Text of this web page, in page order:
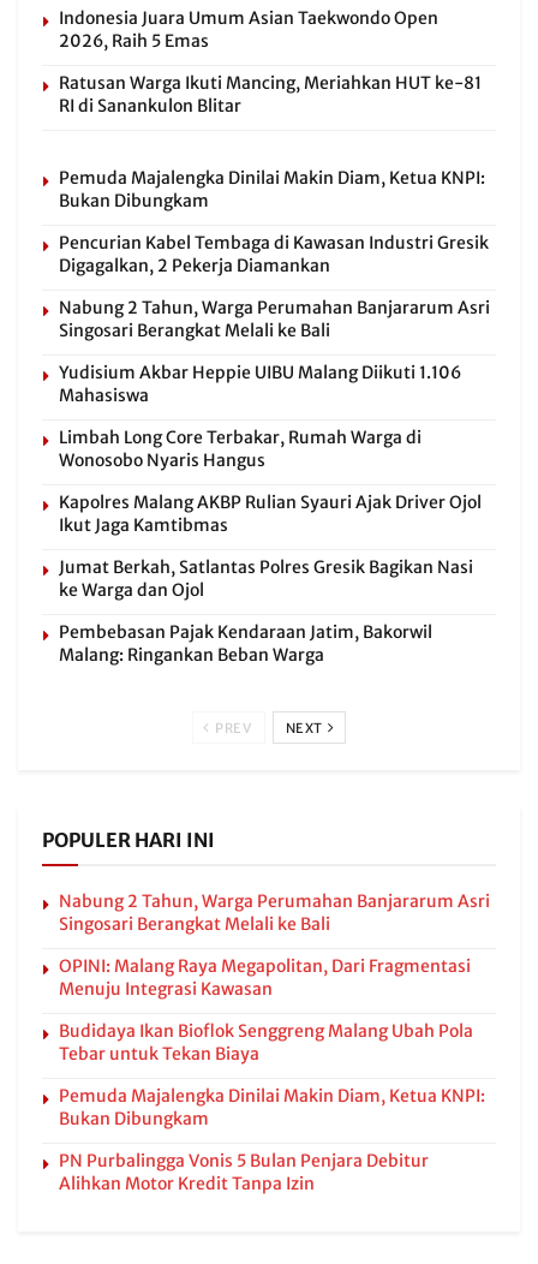
Indonesia Juara Umum Asian Taekwondo Open
2026, Raih 5 Emas
Ratusan Warga Ikuti Mancing, Meriahkan HUT ke-81
RI di Sanankulon Blitar
Pemuda Majalengka Dinilai Makin Diam, Ketua KNPI:
Bukan Dibungkam
Pencurian Kabel Tembaga di Kawasan Industri Gresik
Digagalkan, 2 Pekerja Diamankan
Nabung 2 Tahun, Warga Perumahan Banjararum Asri
Singosari Berangkat Melali ke Bali
Yudisium Akbar Heppie UIBU Malang Diikuti 1.106
Mahasiswa
Limbah Long Core Terbakar, Rumah Warga di
Wonosobo Nyaris Hangus
Kapolres Malang AKBP Rulian Syauri Ajak Driver Ojol
Ikut Jaga Kamtibmas
Jumat Berkah, Satlantas Polres Gresik Bagikan Nasi
ke Warga dan Ojol
Pembebasan Pajak Kendaraan Jatim, Bakorwil
Malang: Ringankan Beban Warga
PREV NEXT
POPULER HARI INI
Nabung 2 Tahun, Warga Perumahan Banjararum Asri
Singosari Berangkat Melali ke Bali
OPINI: Malang Raya Megapolitan, Dari Fragmentasi
Menuju Integrasi Kawasan
Budidaya Ikan Bioflok Senggreng Malang Ubah Pola
Tebar untuk Tekan Biaya
Pemuda Majalengka Dinilai Makin Diam, Ketua KNPI:
Bukan Dibungkam
PN Purbalingga Vonis 5 Bulan Penjara Debitur
Alihkan Motor Kredit Tanpa Izin